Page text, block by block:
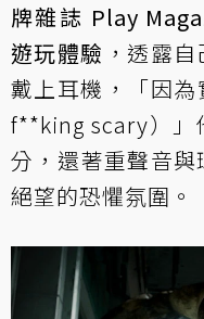
牌雜誌 Play
遊玩體驗 ，透露
戴上耳機，「因
f**king scary）」
分，還著重聲音
絕望的恐懼氛圍。